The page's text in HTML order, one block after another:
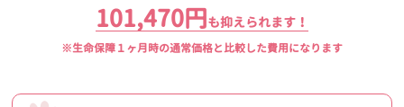
101,470円も抑えられます！
※生命保障１ヶ月時の通常価格と比較した費用になります